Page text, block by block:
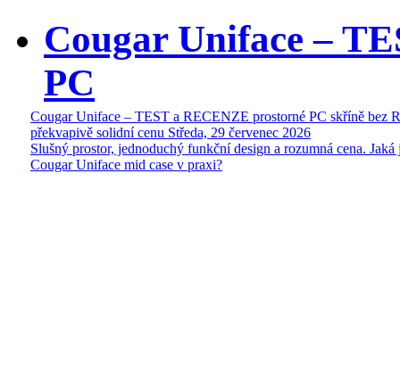
Cougar Uniface –
PC
Cougar Uniface – TEST a RECENZE prostorné PC skříně bez
překvapivě solidní cenu Středa, 29 červenec 2026
Slušný prostor, jednoduchý funkční design a rozumná cena. Jaká
Cougar Uniface mid case v praxi?